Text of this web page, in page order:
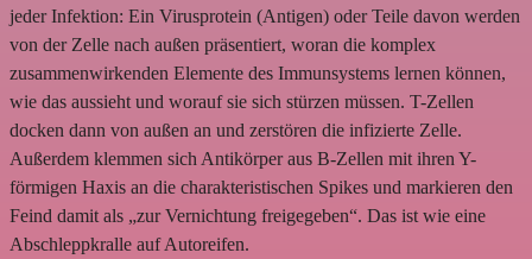
jeder Infektion: Ein Virusprotein (Antigen) oder Teile davon werden
von der Zelle nach außen präsentiert, woran die komplex
zusammenwirkenden Elemente des Immunsystems lernen können,
wie das aussieht und worauf sie sich stürzen müssen. T-Zellen
docken dann von außen an und zerstören die infizierte Zelle.
Außerdem klemmen sich Antikörper aus B-Zellen mit ihren Y-
förmigen Haxis an die charakteristischen Spikes und markieren den
Feind damit als „zur Vernichtung freigegeben“. Das ist wie eine
Abschleppkralle auf Autoreifen.